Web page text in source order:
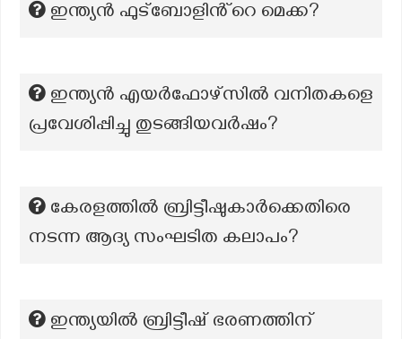
ഇന്ത്യൻ ഫുട്‌ബോളിൻ്റെ മെക്ക?
ഇന്ത്യൻ എയർഫോഴ്സിൽ വനിതകളെ
പ്രവേശിപ്പിച്ചു തുടങ്ങിയവർഷം?
കേരളത്തിൽ ബ്രിട്ടീഷുകാർക്കെതിരെ
നടന്ന ആദ്യ സംഘടിത കലാപം?
ഇന്ത്യയിൽ ബ്രിട്ടീഷ് ഭരണത്തിന്